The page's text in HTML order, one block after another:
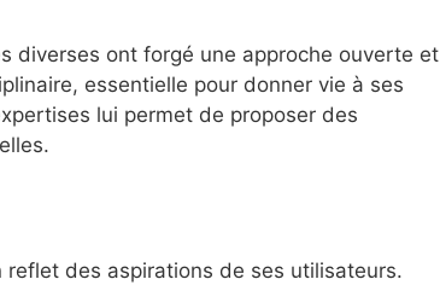
diverses ont forgé une approche ouverte et
essentielle pour donner vie à ses
lui permet de proposer des
des aspirations de ses utilisateurs.